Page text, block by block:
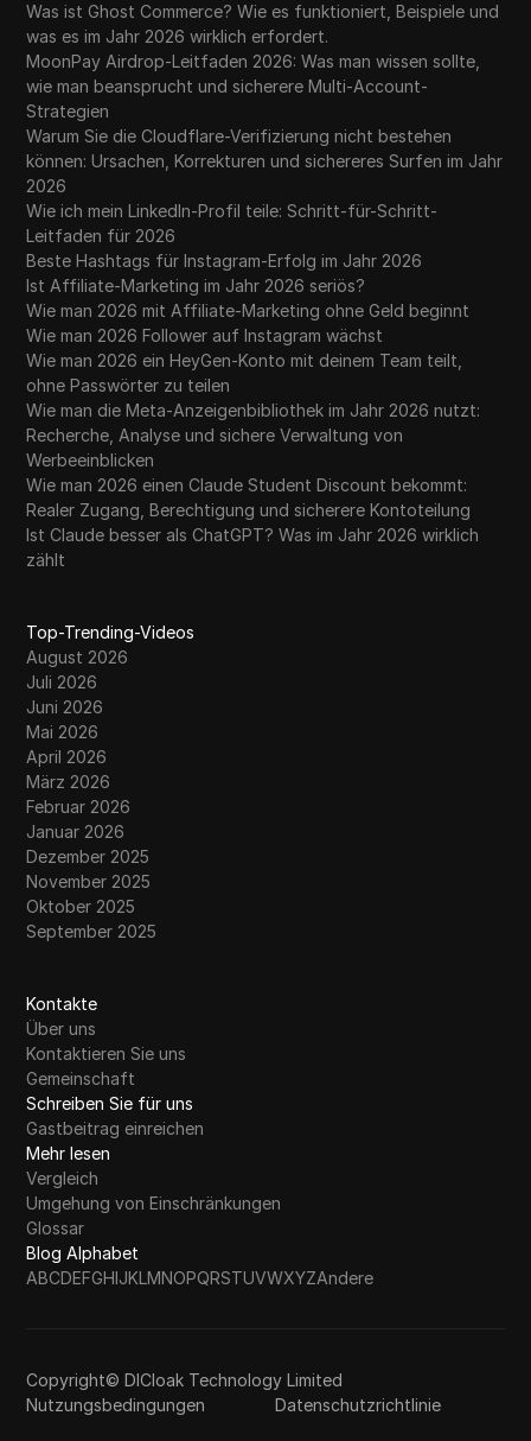
Was ist Ghost Commerce? Wie es funktioniert, Beispiele und
was es im Jahr 2026 wirklich erfordert.
MoonPay Airdrop-Leitfaden 2026: Was man wissen sollte,
wie man beansprucht und sicherere Multi-Account-
Strategien
Warum Sie die Cloudflare-Verifizierung nicht bestehen
können: Ursachen, Korrekturen und sichereres Surfen im Jahr
2026
Wie ich mein LinkedIn-Profil teile: Schritt-für-Schritt-
Leitfaden für 2026
Beste Hashtags für Instagram-Erfolg im Jahr 2026
Ist Affiliate-Marketing im Jahr 2026 seriös?
Wie man 2026 mit Affiliate-Marketing ohne Geld beginnt
Wie man 2026 Follower auf Instagram wächst
Wie man 2026 ein HeyGen-Konto mit deinem Team teilt,
ohne Passwörter zu teilen
Wie man die Meta-Anzeigenbibliothek im Jahr 2026 nutzt:
Recherche, Analyse und sichere Verwaltung von
Werbeeinblicken
Wie man 2026 einen Claude Student Discount bekommt:
Realer Zugang, Berechtigung und sicherere Kontoteilung
Ist Claude besser als ChatGPT? Was im Jahr 2026 wirklich
zählt
Top-Trending-Videos
August 2026
Juli 2026
Juni 2026
Mai 2026
April 2026
März 2026
Februar 2026
Januar 2026
Dezember 2025
November 2025
Oktober 2025
September 2025
Kontakte
Über uns
Kontaktieren Sie uns
Gemeinschaft
Schreiben Sie für uns
Gastbeitrag einreichen
Mehr lesen
Vergleich
Umgehung von Einschränkungen
Glossar
Blog Alphabet
ABCDEFGHIJKLMNOPQRSTUVWXYZAndere
Copyright© DICloak Technology Limited
Nutzungsbedingungen
Datenschutzrichtlinie